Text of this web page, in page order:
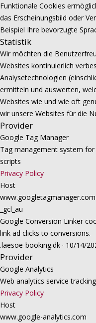
Funktionale Cookies
das Erscheinungsbild oder
Beispiel Ihre bevorzugte
Statistik
Wir möchten die
Websites kontinuierlich
Analysetechnologien
ermitteln und auswerten,
Websites wie und wie oft
wir unsere Websites für die
Provider
Google Tag Manager
Tag management system
scripts
Privacy Policy
Host
www.googletagmanager.com
_gcl_au
Google Conversion Linker
link ad clicks to conversions.
.laesoe-booking.dk · 10/14/
Provider
Google Analytics
Web analytics service
Privacy Policy
Host
www.google-analytics.com